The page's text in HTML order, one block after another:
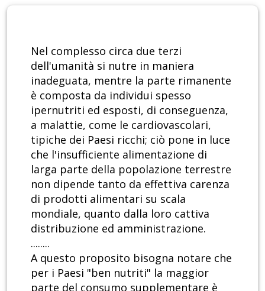
Nel complesso circa due terzi
dell'umanità si nutre in maniera
inadeguata, mentre la parte rimanente
è composta da individui spesso
ipernutriti ed esposti, di conseguenza,
a malattie, come le cardiovascolari,
tipiche dei Paesi ricchi; ciò pone in luce
che l'insufficiente alimentazione di
larga parte della popolazione terrestre
non dipende tanto da effettiva carenza
di prodotti alimentari su scala
mondiale, quanto dalla loro cattiva
distribuzione ed amministrazione.
........
A questo proposito bisogna notare che
per i Paesi "ben nutriti" la maggior
parte del consumo supplementare è